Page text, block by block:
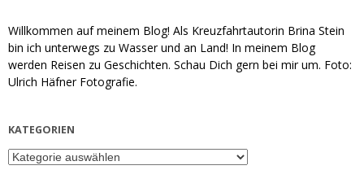
Willkommen auf meinem Blog! Als Kreuzfahrtautorin Brina Stein
bin ich unterwegs zu Wasser und an Land! In meinem Blog
werden Reisen zu Geschichten. Schau Dich gern bei mir um. Foto:
Ulrich Häfner Fotografie.
KATEGORIEN
Kategorien